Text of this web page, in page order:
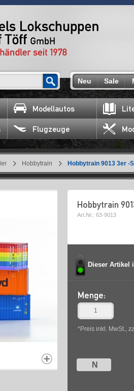
Neu Sale
Modellautos
Flugzeuge
Hobbytrain Hobbytrain 9013 3er -
Hobbytrain
Art.Nr.: 63-9013
Dieser Artikel
Menge:
*Preis inkl. MwSt.,
N